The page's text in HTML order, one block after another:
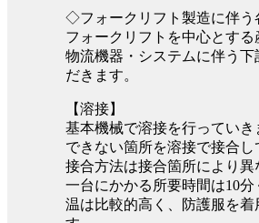
◇フォークリフト製造に伴
フォークリフトを中心とす
物流機器・システムに伴う下
だきます。
【溶接】
基本機械で溶接を行ってい
できない箇所を溶接で接合し
接合方法は接合箇所により異
一台にかかる所要時間は10
温は比較的高く、防護服を着